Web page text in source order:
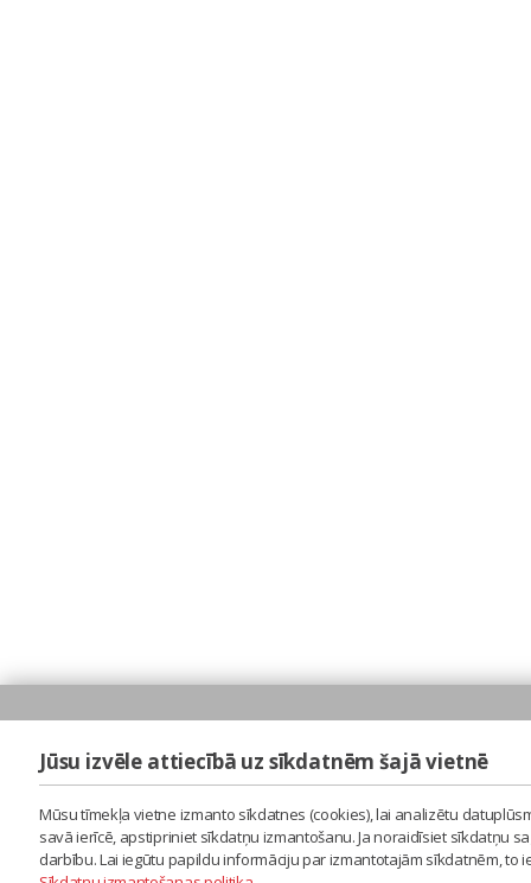
Jūsu izvēle attiecībā uz sīkdatnēm šajā vietnē
Mūsu tīmekļa vietne izmanto sīkdatnes (cookies), lai analizētu
savā ierīcē, apstipriniet sīkdatņu izmantošanu. Ja noraidīsiet sīkdatņu
darbību. Lai iegūtu papildu informāciju par izmantotajām sīkdatnēm,